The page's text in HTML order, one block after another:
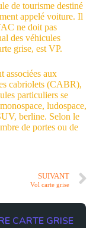
de tourisme destiné
appelé voiture. Il
ne doit pas
des véhicules
grise, est VP.
associées aux
cabriolets (CABR),
particuliers se
ludospace,
berline. Selon le
de portes ou de
SUIVANT
Vol carte grise
CARTE GRISE